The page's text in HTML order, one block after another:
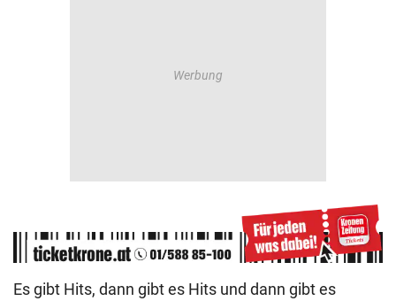
Es gibt Hits, dann gibt es Hits und dann gibt es